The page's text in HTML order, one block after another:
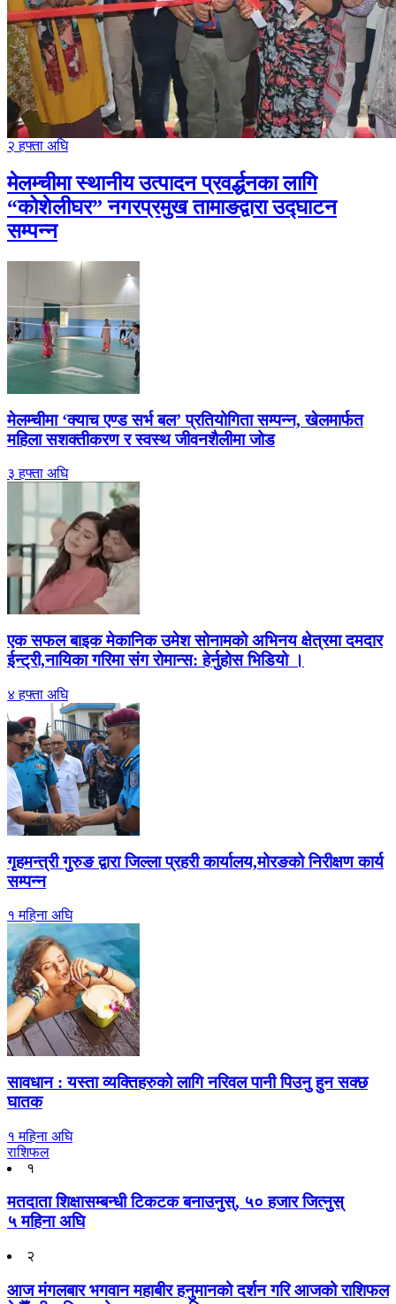
२ हफ्ता अघि
मेलम्चीमा स्थानीय उत्पादन प्रवर्द्धनका लागि
“कोशेलीघर” नगरप्रमुख तामाङद्वारा उद्घाटन
सम्पन्न
मेलम्चीमा ‘क्याच एण्ड सर्भ बल’ प्रतियोगिता सम्पन्न, खेलमार्फत
महिला सशक्तीकरण र स्वस्थ जीवनशैलीमा जोड
३ हफ्ता अघि
एक सफल बाइक मेकानिक उमेश सोनामको अभिनय क्षेत्रमा दमदार
ईन्ट्री,नायिका गरिमा संग रोमान्स: हेर्नुहोस भिडियो ।
४ हफ्ता अघि
गृहमन्त्री गुरुङ द्वारा जिल्ला प्रहरी कार्यालय,मोरङको निरीक्षण कार्य
सम्पन्न
१ महिना अघि
सावधान : यस्ता व्यक्तिहरुको लागि नरिवल पानी पिउनु हुन सक्छ
घातक
१ महिना अघि
राशिफल
१
मतदाता शिक्षासम्बन्धी टिकटक बनाउनुस्, ५० हजार जित्नुस्
५ महिना अघि
२
आज मंगलबार भगवान महाबीर हनुमानको दर्शन गरि आजको राशिफल